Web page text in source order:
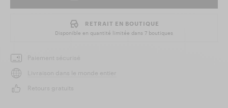
RETRAIT EN BOUTIQUE
Disponible en quantité limitée dans 7 boutiques
Paiement sécurisé
Livraison dans le monde entier
Retours gratuits